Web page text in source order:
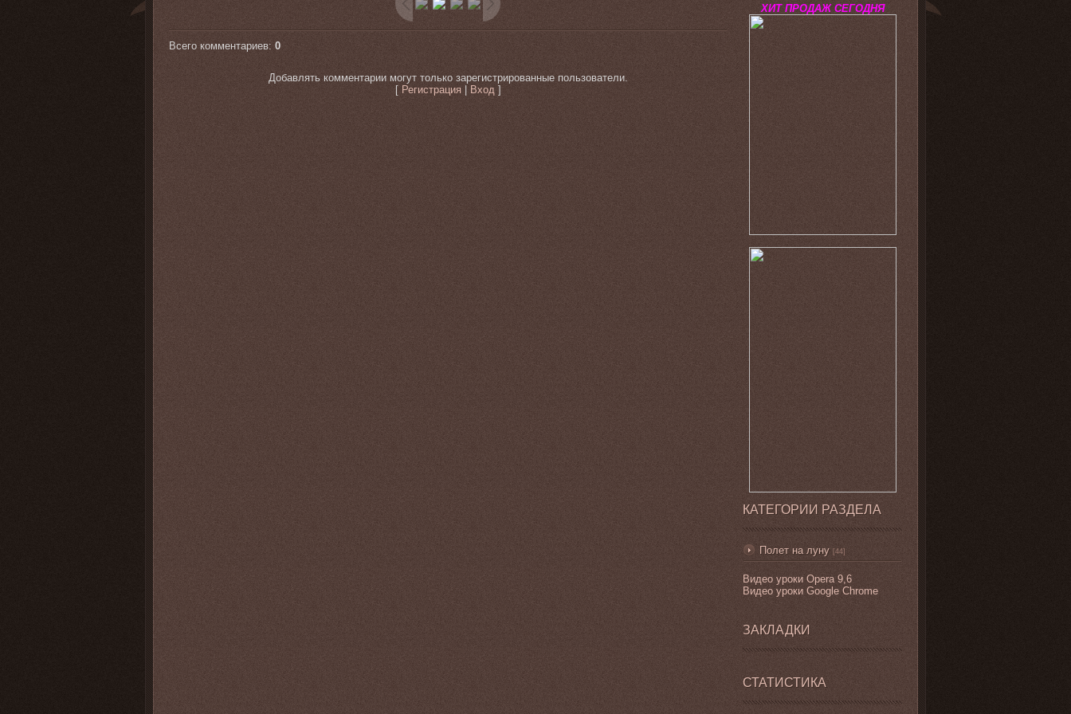
ХИТ ПРОДАЖ СЕГОДНЯ
КАТЕГОРИИ РАЗДЕЛА
Полет на луну [44]
Видео уроки Opera 9,6
Видео уроки Google Chrome
ЗАКЛАДКИ
СТАТИСТИКА
Всего комментариев: 0
Добавлять комментарии могут только зарегистрированные пользователи.
[ Регистрация| Вход]